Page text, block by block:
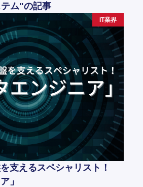
ム"の記事
IT業界
支えるスペシャリスト！
」